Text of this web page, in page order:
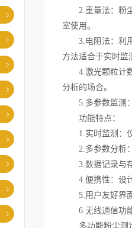
2.重量法：粉尘
室使用。
3.电阻法：利用
方法适合于实时监
4.激光颗粒计数
分析的场合。
5.多参数监测：
功能特点：
1.实时监测：仪
2.多参数分析：
3.数据记录与存
4.便携性：设计
5.用户友好界面
6.无线通信功能
多功能粉尘测定